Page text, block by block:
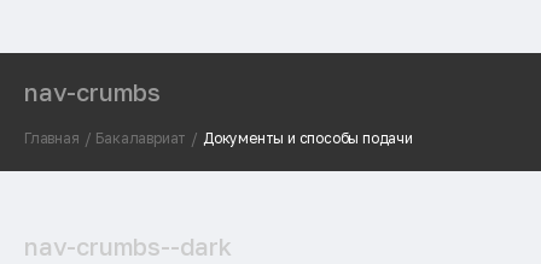
nav-crumbs
Главная Бакалавриат Документы и способы подачи
nav-crumbs--dark